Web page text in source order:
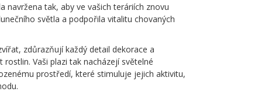
navržena tak, aby ve vašich teráriích znovu
světla a podpořila vitalitu chovaných
zdůrazňují každý detail dekorace a
Vaši plazi tak nacházejí světelné
prostředí, které stimuluje jejich aktivitu,